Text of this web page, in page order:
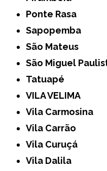
Ponte Rasa
Sapopemba
São Mateus
São Miguel
Tatuapé
VILA VELIMA
Vila Carmosina
Vila Carrão
Vila Curuçá
Vila Dalila